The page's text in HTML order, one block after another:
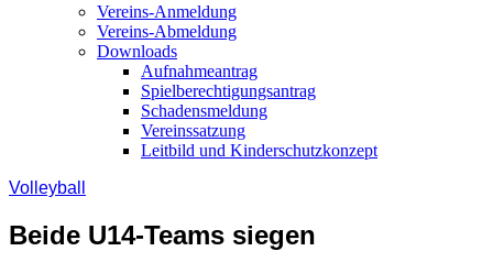
Vereins-Anmeldung
Vereins-Abmeldung
Downloads
Aufnahmeantrag
Spielberechtigungsantrag
Schadensmeldung
Vereinssatzung
Leitbild und Kinderschutzkonzept
Volleyball
Beide U14-Teams siegen